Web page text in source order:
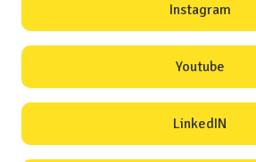
Instagram
Youtube
LinkedIN